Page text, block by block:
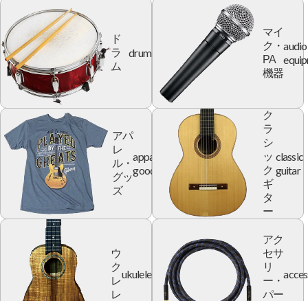
ド
ラ
ム
drum
マイ
ク・
PA
機器
audio
アパ
レ
ル・
グッ
ズ
apparel
goods
ク
ラ
シ
ッ
ク
ギ
タ
ー
classic
guitar
ウ
ク
レ
レ
ukulele
アク
セサ
リ
ー・
パー